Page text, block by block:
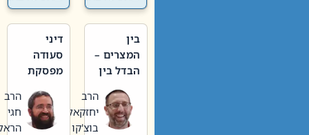
בין
המצרים –
הבדל בין
חדשה
לישנה
הרב
יחזקאל
בוצ'קו
דיני
סעודה
מפסקת
תשעה
באב
הרב
חגי
הראל